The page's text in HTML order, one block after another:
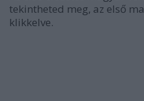
tekintheted meg, az első
klikkelve.